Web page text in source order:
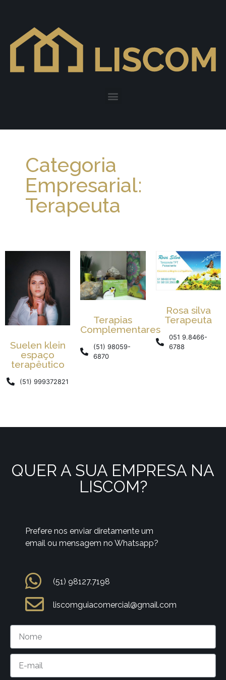
Categoria
Empresarial:
Terapeuta
Suelen klein
espaço
terapêutico
(51) 999372821
Terapias
Complementares
(51) 98059-
6870
Rosa silva
Terapeuta
051 9.8466-
6788
QUER A SUA EMPRESA NA
LISCOM?
Prefere nos enviar diretamente um
email ou mensagem no Whatsapp?
(51) 98127.7198
liscomguiacomercial@gmail.com